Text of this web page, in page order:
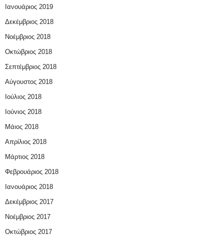
Ιανουάριος 2019
Δεκέμβριος 2018
Νοέμβριος 2018
Οκτώβριος 2018
Σεπτέμβριος 2018
Αύγουστος 2018
Ιούλιος 2018
Ιούνιος 2018
Μάιος 2018
Απρίλιος 2018
Μάρτιος 2018
Φεβρουάριος 2018
Ιανουάριος 2018
Δεκέμβριος 2017
Νοέμβριος 2017
Οκτώβριος 2017